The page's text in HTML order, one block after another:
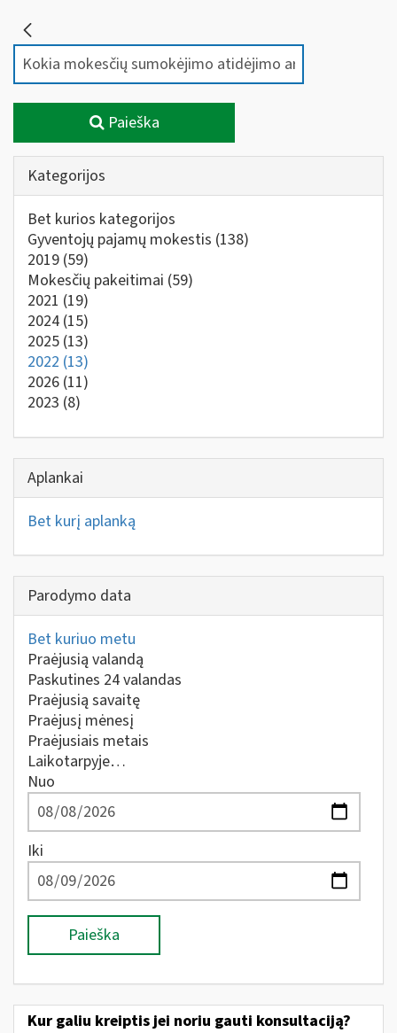
Paieška
Kategorijos
Bet kurios kategorijos
Gyventojų pajamų mokestis (138)
2019 (59)
Mokesčių pakeitimai (59)
2021 (19)
2024 (15)
2025 (13)
2022 (13)
2026 (11)
2023 (8)
Aplankai
Bet kurį aplanką
Parodymo data
Bet kuriuo metu
Praėjusią valandą
Paskutines 24 valandas
Praėjusią savaitę
Praėjusį mėnesį
Praėjusiais metais
Laikotarpyje…
Nuo
Iki
Paieška
Kur galiu kreiptis jei noriu gauti konsultaciją?